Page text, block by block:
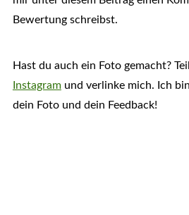
Bewertung schreibst.
Hast du auch ein Foto gemacht?
Instagramund verlinke mich. Ich
dein Foto und dein Feedback!